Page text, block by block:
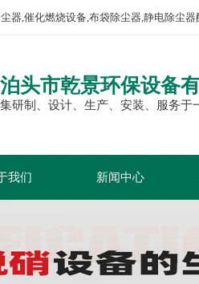
器,催化燃烧设备,布袋除尘器,静电除尘
泊头市乾景环保设备
集研制、设计、生产、安装、服务于
我们 新闻中心